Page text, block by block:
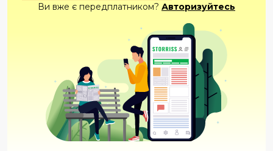
Ви вже є передплатником? Авторизуйтесь